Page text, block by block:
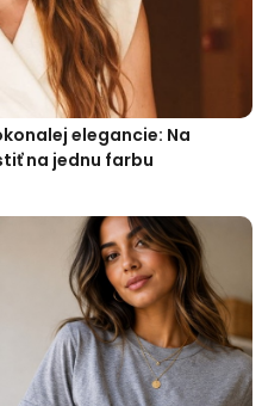
elegancie: Na
na jednu farbu